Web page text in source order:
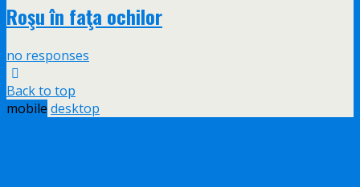
Roşu în faţa ochilor
no responses
Back to top
mobile desktop